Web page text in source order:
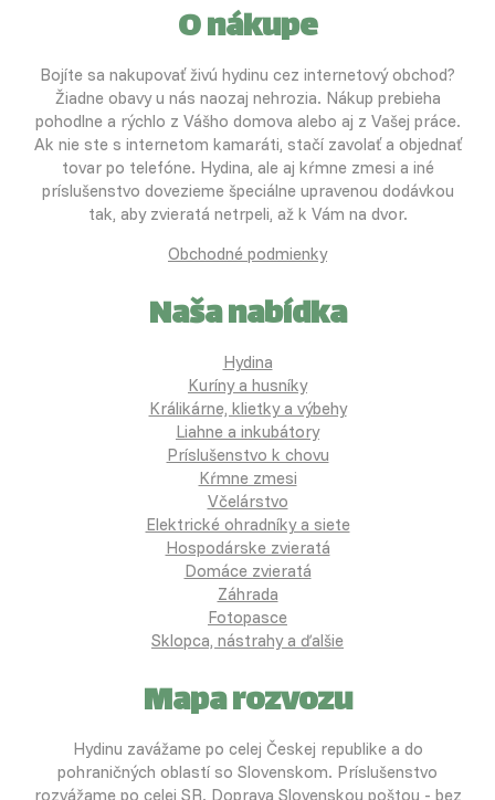
O nákupe
Bojíte sa nakupovať živú hydinu cez internetový obchod?
Žiadne obavy u nás naozaj nehrozia. Nákup prebieha
pohodlne a rýchlo z Vášho domova alebo aj z Vašej práce.
Ak nie ste s internetom kamaráti, stačí zavolať a objednať
tovar po telefóne. Hydina, ale aj kŕmne zmesi a iné
príslušenstvo dovezieme špeciálne upravenou dodávkou
tak, aby zvieratá netrpeli, až k Vám na dvor.
Obchodné podmienky
Naša nabídka
Hydina
Kuríny a husníky
Králikárne, klietky a výbehy
Liahne a inkubátory
Príslušenstvo k chovu
Kŕmne zmesi
Včelárstvo
Elektrické ohradníky a siete
Hospodárske zvieratá
Domáce zvieratá
Záhrada
Fotopasce
Sklopca, nástrahy a ďalšie
Mapa rozvozu
Hydinu zavážame po celej Českej republike a do
pohraničných oblastí so Slovenskom. Príslušenstvo
rozvážame po celej SR. Doprava Slovenskou poštou - bez